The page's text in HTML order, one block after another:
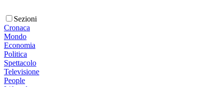
Sezioni
Cronaca
Mondo
Economia
Politica
Spettacolo
Televisione
People